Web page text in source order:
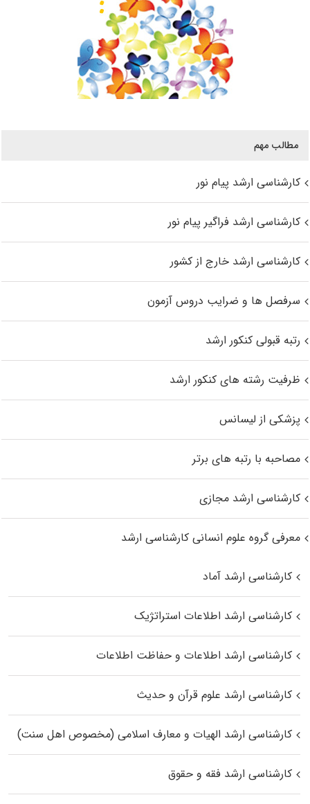
مطالب مهم
کارشناسی ارشد پیام نور
کارشناسی ارشد فراگیر پیام نور
کارشناسی ارشد خارج از کشور
سرفصل ها و ضرایب دروس آزمون
رتبه قبولی کنکور ارشد
ظرفیت رشته های کنکور ارشد
پزشکی از لیسانس
مصاحبه با رتبه های برتر
کارشناسی ارشد مجازی
معرفی گروه علوم انسانی کارشناسی ارشد
کارشناسی ارشد آماد
کارشناسی ارشد اطلاعات استراتژیک
کارشناسی ارشد اطلاعات و حفاظت اطلاعات
کارشناسی ارشد علوم قرآن و حدیث
کارشناسی ارشد الهیات و معارف اسلامی (مخصوص اهل سنت)
کارشناسی ارشد فقه و حقوق